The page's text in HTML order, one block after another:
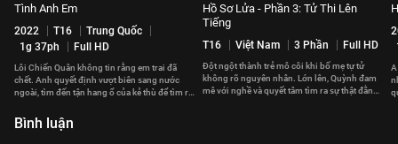
Tình Anh Em
2022 T16
Trung Quốc
1g 37ph
Full HD
Lôi Chiến Quân không tin rằng em trai đã
chết. Anh quyết định vượt biên sang nước
ngoài, tìm đến tận hang ổ của kẻ thù để tìm ra
Hồ Sơ Lửa - Phần 3: Tử Thi Lên
Tiếng
T16 Việt Nam 3 Phần Full HD
Đột ngột thành trẻ mô côi khi bố mẹ tự tử
không rõ nguyên nhân. Lớn lên, Quỳnh đam
mê với nghề và quyết tâm tìm ra sự thật đằng
A
Bình luận